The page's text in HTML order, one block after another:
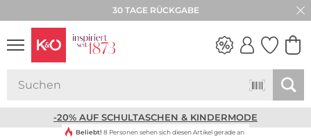
30 TAGE RÜCKGABE
-20% AUF SCHULTASCHEN & KINDERMODE
Beliebt! 8 Personen sehen sich diesen Artikel gerade an